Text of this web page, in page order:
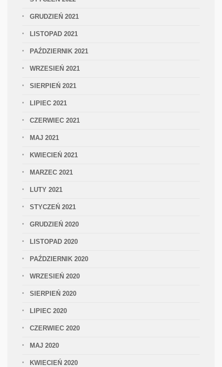
GRUDZIEŃ 2021
LISTOPAD 2021
PAŹDZIERNIK 2021
WRZESIEŃ 2021
SIERPIEŃ 2021
LIPIEC 2021
CZERWIEC 2021
MAJ 2021
KWIECIEŃ 2021
MARZEC 2021
LUTY 2021
STYCZEŃ 2021
GRUDZIEŃ 2020
LISTOPAD 2020
PAŹDZIERNIK 2020
WRZESIEŃ 2020
SIERPIEŃ 2020
LIPIEC 2020
CZERWIEC 2020
MAJ 2020
KWIECIEŃ 2020